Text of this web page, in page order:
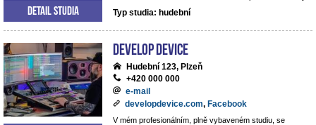
Typ studia: hudební
Detail studia
Develop Device
Hudební 123, Plzeň
+420 000 000
e-mail
developdevice.com, Facebook
V mém profesionálním, plně vybaveném studiu, se